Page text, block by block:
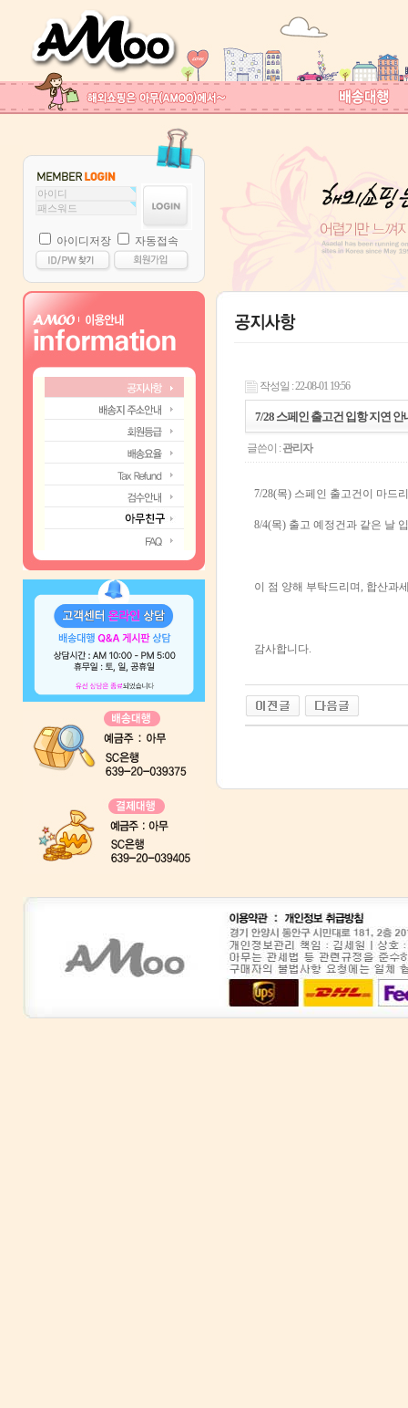
아이디저장 자동접속
작성일 : 22-08-01 19:56
7/28 스페인 출고건 입항 지연 안
글쓴이 : 관리자
7/28(목) 스페인 출고건이 마드
8/4(목) 출고 예정건과 같은 날
이 점 양해 부탁드리며, 합산과
감사합니다.